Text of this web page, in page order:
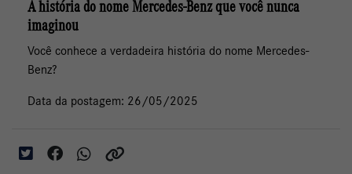
A história do nome Mercedes-Benz que você nunca
imaginou
Você conhece a verdadeira história do nome Mercedes-
Benz?
Data da postagem: 26/05/2025